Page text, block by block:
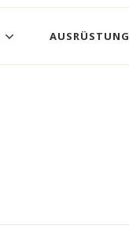
AUSRÜSTUNG